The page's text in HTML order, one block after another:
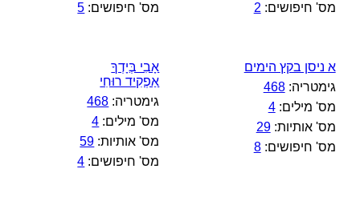
מס' חיפושים: 2
מס' חיפושים: 5
א ניסן בקץ הימים
גימטריה:468
מס' מילים:4
מס' אותיות:29
מס' חיפושים:8
אָבִי בְּיָדְךָ
אַפְקִיד רוּחִי
גימטריה: 468
מס' מילים: 4
מס' אותיות: 59
מס' חיפושים: 4